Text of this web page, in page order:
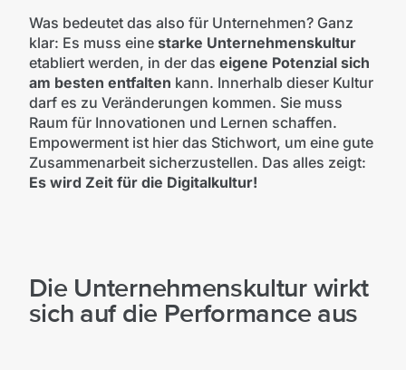
Was bedeutet das also für Unternehmen? Ganz
klar: Es muss eine starke Unternehmenskultur
etabliert werden, in der das eigene Potenzial sich
am besten entfalten kann. Innerhalb dieser Kultur
darf es zu Veränderungen kommen. Sie muss
Raum für Innovationen und Lernen schaffen.
Empowerment ist hier das Stichwort, um eine gute
Zusammenarbeit sicherzustellen. Das alles zeigt:
Es wird Zeit für die Digitalkultur!
Die Unternehmenskultur wirkt
sich auf die Performance aus